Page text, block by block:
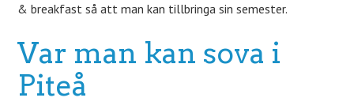
& breakfast så att man kan tillbringa sin semester.
Var man kan sova i
Piteå